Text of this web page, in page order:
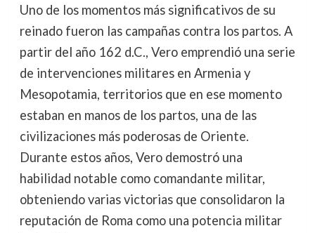
Uno de los momentos más significativos de su
reinado fueron las campañas contra los partos. A
partir del año 162 d.C., Vero emprendió una serie
de intervenciones militares en Armenia y
Mesopotamia, territorios que en ese momento
estaban en manos de los partos, una de las
civilizaciones más poderosas de Oriente.
Durante estos años, Vero demostró una
habilidad notable como comandante militar,
obteniendo varias victorias que consolidaron la
reputación de Roma como una potencia militar